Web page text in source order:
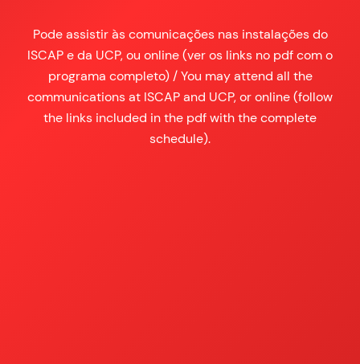
Pode assistir às comunicações nas instalações do
ISCAP e da UCP, ou online (ver os links no pdf com o
programa completo) / You may attend all the
communications at ISCAP and UCP, or online (follow
the links included in the pdf with the complete
schedule).